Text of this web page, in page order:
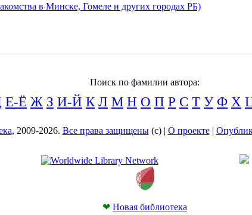
в Минске, Гомеле и других городах РБ)
Поиск по фамилии автора:
Е-Ё Ж З И-Й К Л М Н О П Р С Т У Ф Х
, 2009-2026. Все права защищены(с) | О проекте|
❤ Новая библиотека